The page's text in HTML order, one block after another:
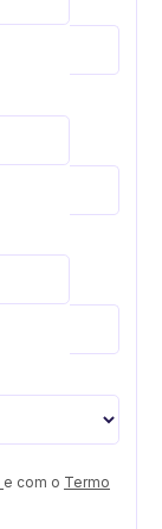
e com o Termo